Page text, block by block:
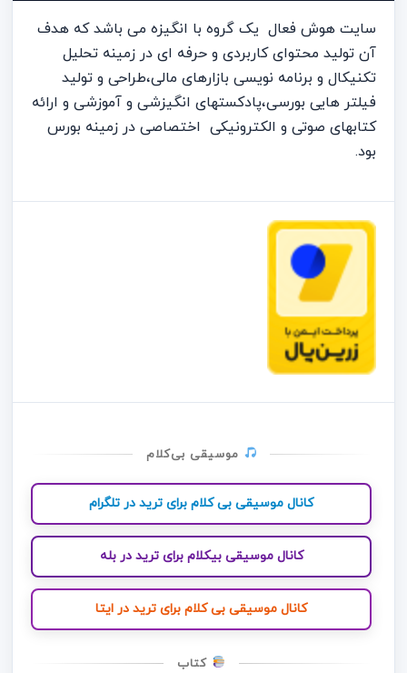
سایت هوش فعال یک گروه با انگیزه می باشد که هدف
آن تولید محتوای کاربردی و حرفه ای در زمینه تحلیل
تکنیکال و برنامه نویسی بازارهای مالی،طراحی و تولید
فیلتر هایی بورسی،پادکستهای انگیزشی و آموزشی و ارائه
کتابهای صوتی و الکترونیکی اختصاصی در زمینه بورس
بود.
موسیقی بی‌کلام
کانال موسیقی بی کلام برای ترید در تلگرام
کانال موسیقی بیکلام برای ترید در بله
کانال موسیقی بی کلام برای ترید در ایتا
کتاب